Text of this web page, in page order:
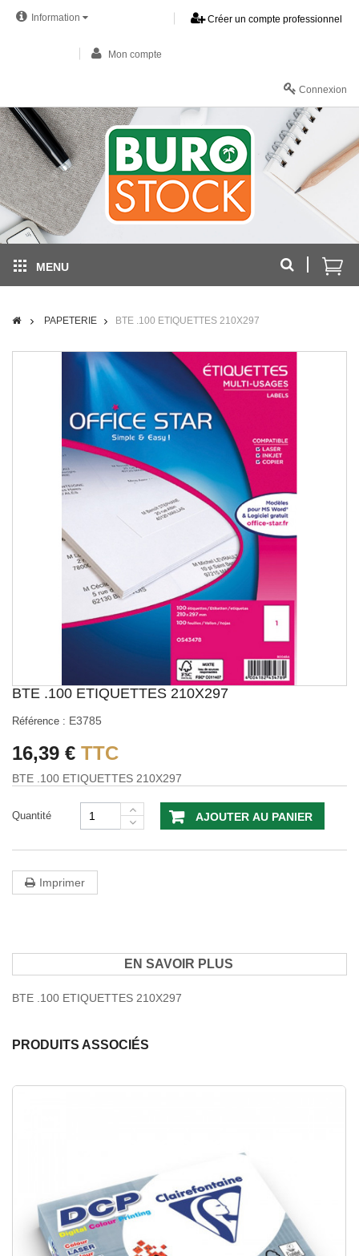
Information Créer un compte professionnel
Mon compte
Connexion
MENU
PAPETERIE BTE .100 ETIQUETTES 210X297
BTE .100 ETIQUETTES 210X297
Référence : E3785
16,39 € TTC
BTE .100 ETIQUETTES 210X297
Quantité AJOUTER AU PANIER
Imprimer
EN SAVOIR PLUS
BTE .100 ETIQUETTES 210X297
PRODUITS ASSOCIÉS